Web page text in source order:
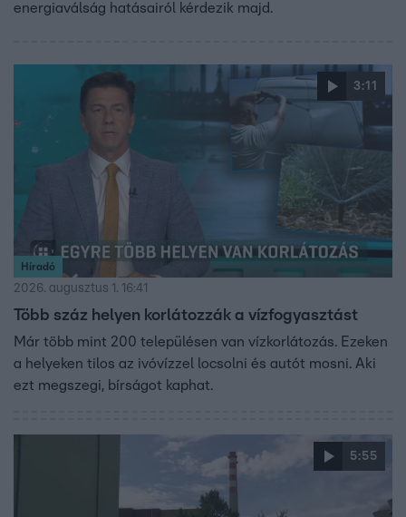
energiaválság hatásairól kérdezik majd.
3:11
Híradó
2026. augusztus 1. 16:41
Több száz helyen korlátozzák a vízfogyasztást
Már több mint 200 településen van vízkorlátozás. Ezeken
a helyeken tilos az ivóvízzel locsolni és autót mosni. Aki
ezt megszegi, bírságot kaphat.
5:55